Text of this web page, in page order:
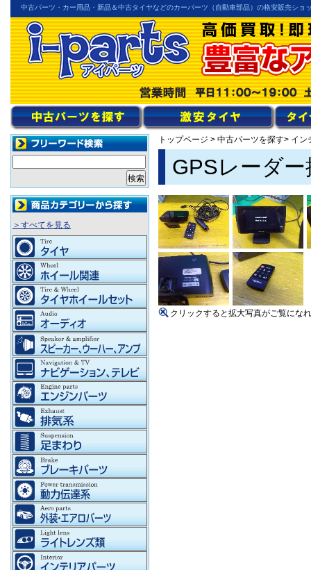
中古パーツ・カー用品・新品＆中古タイヤなどのカーパーツ（自動車部品）の格安販売ショ
トップページ > 中古パーツを探す> イン
GPSレーダ
クリックすると拡大写真がご覧にな
＞すべてを見る